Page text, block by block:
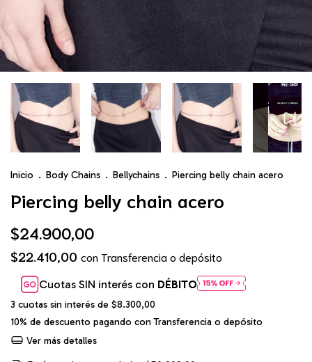
Inicio . Body Chains . Bellychains . Piercing belly chain acero
Piercing belly chain acero
$24.900,00
$22.410,00 con Transferencia o depósito
Cuotas SIN interés con DÉBITO
3 cuotas sin interés de $8.300,00
10% de descuento pagando con Transferencia o depósito
Ver más detalles